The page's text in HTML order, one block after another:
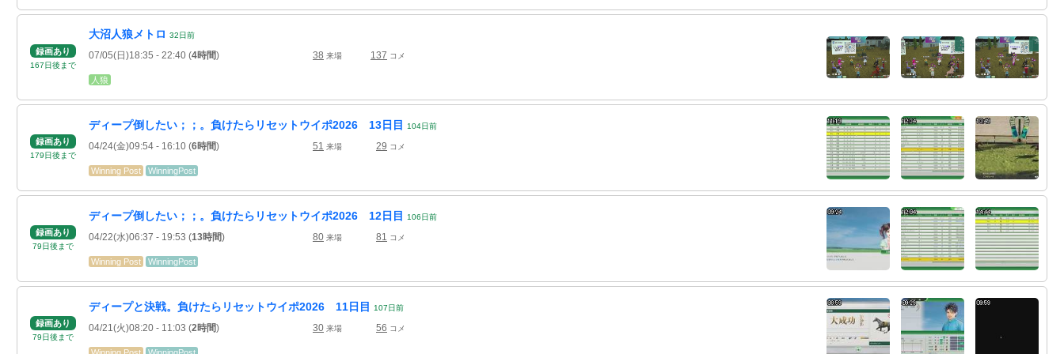
録画あり
167日後 まで
大沼人狼メトロ 32日前
07/05(日)18:35 - 22:40 (4時間) 38 来場 137 コメ
人狼
録画あり
179日後 まで
ディープ倒したい；；。負けたらリセットウイポ2026 13日目 104日前
04/24(金)09:54 - 16:10 (6時間) 51 来場 29 コメ
Winning Post WinningPost
録画あり
79日後 まで
ディープ倒したい；；。負けたらリセットウイポ2026 12日目 106日前
04/22(水)06:37 - 19:53 (13時間) 80 来場 81 コメ
Winning Post WinningPost
録画あり
79日後 まで
ディープと決戦。負けたらリセットウイポ2026 11日目 107日前
04/21(火)08:20 - 11:03 (2時間) 30 来場 56 コメ
Winning Post WinningPost